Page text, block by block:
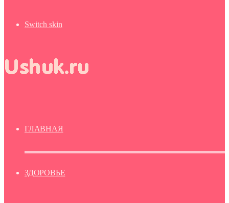
Switch skin
ГЛАВНАЯ
ЗДОРОВЬЕ